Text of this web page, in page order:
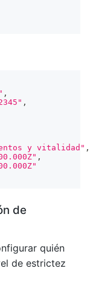
,
,
y vitalidad" ,
,
de
quién
de estrictez